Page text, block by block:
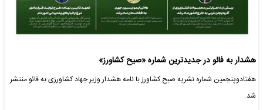
هشدار به فائو در جدیدترین شماره «صیح کشاورز»
هفتادوپنجمین شماره نشریه صبح کشاورز با نامه هشدار وزیر جهاد کشاورزی به فائو منتشر
شد.